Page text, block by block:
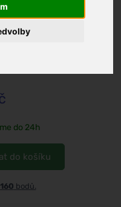
- vhodný
do 24h
do košíku
160 bodů.